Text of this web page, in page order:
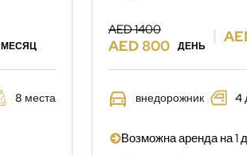
МЕСЯЦ
8 места
AED 1400
AED 800 ДЕНЬ
внедорожник 4
Возможна аренда на 1